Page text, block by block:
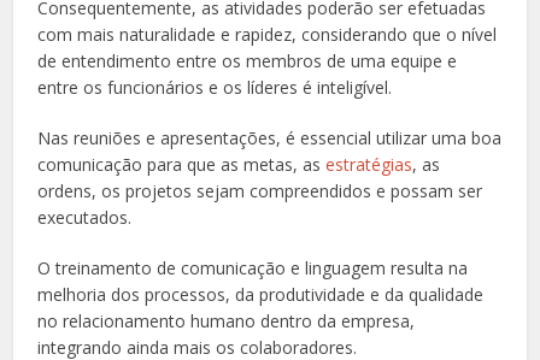
Consequentemente, as atividades poderão ser efetuadas
com mais naturalidade e rapidez, considerando que o nível
de entendimento entre os membros de uma equipe e
entre os funcionários e os líderes é inteligível.
Nas reuniões e apresentações, é essencial utilizar uma boa
comunicação para que as metas, asestratégias, as
ordens, os projetos sejam compreendidos e possam ser
executados.
O treinamento de comunicação e linguagem resulta na
melhoria dos processos, da produtividade e da qualidade
no relacionamento humano dentro da empresa,
integrando ainda mais os colaboradores.